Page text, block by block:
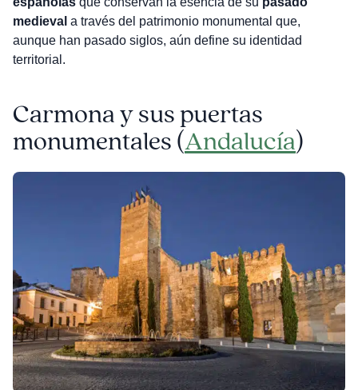
medieval a través del patrimonio monumental que,
aunque han pasado siglos, aún define su identidad
territorial.
Carmona y sus puertas
monumentales (Andalucía)